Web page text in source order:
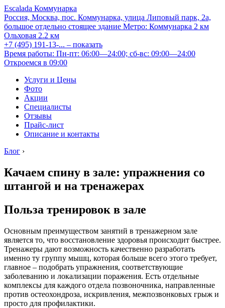
Escalada Коммунарка
Россия, Москва, пос. Коммунарка, улица Липовый парк, 2а,
большое отдельно стоящее здание Метро: Коммунарка 2 км
Ольховая 2.2 км
+7 (495) 191-13-... – показать
Время работы: Пн-пт: 06:00—24:00; сб-вс: 09:00—24:00
Откроемся в 09:00
Услуги и Цены
Фото
Акции
Специалисты
Отзывы
Прайс-лист
Описание и контакты
Блог ›
Качаем спину в зале: упражнения со
штангой и на тренажерах
Польза тренировок в зале
Основным преимуществом занятий в тренажерном зале
является то, что восстановление здоровья происходит быстрее.
Тренажеры дают возможность качественно разработать
именно ту группу мышц, которая больше всего этого требует,
главное – подобрать упражнения, соответствующие
заболеванию и локализации поражения. Есть отдельные
комплексы для каждого отдела позвоночника, направленные
против остеохондроза, искривления, межпозвонковых грыж и
просто для профилактики.